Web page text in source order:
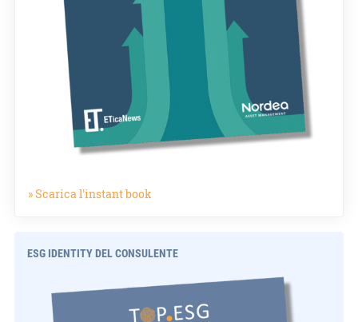
» Scarica l'instant book
ESG IDENTITY DEL CONSULENTE